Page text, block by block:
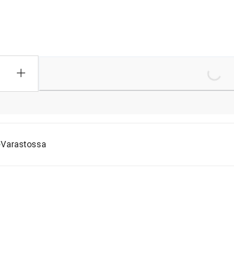
Loading...
Varastossa